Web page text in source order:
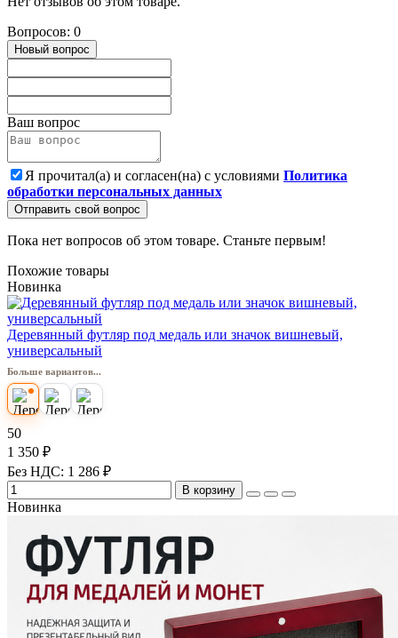
Вопросов: 0
Новый вопрос
Ваш вопрос
Я прочитал(а) и согласен(на) с условиями Политика
обработки персональных данных
Отправить свой вопрос
Пока нет вопросов об этом товаре. Станьте первым!
Похожие товары
Новинка
Деревянный футляр под медаль или значок вишневый,
универсальный
Больше вариантов...
50
1 350 ₽
Без НДС: 1 286 ₽
В корзину
Новинка